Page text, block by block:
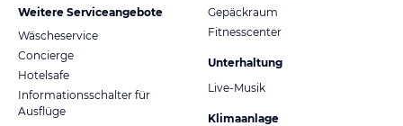
Weitere Serviceangebote
Wäscheservice
Concierge
Hotelsafe
Informationsschalter für
Ausflüge
Gepäckraum
Fitnesscenter
Unterhaltung
Live-Musik
Klimaanlage